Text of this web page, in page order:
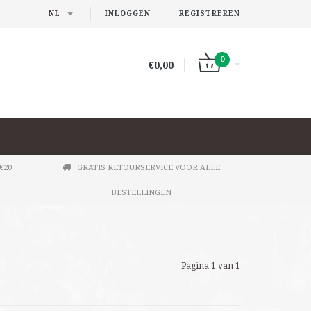
INLOGGEN REGISTREREN
NL
€0,00
0
GRATIS RETOURSERVICE VOOR ALLE
BESTELLINGEN
Pagina 1 van 1